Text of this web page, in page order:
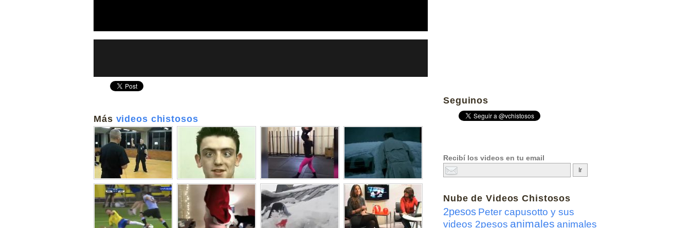
Más videos chistosos
Seguinos
Recibí los videos en tu email
Nube deVideos Chistosos
2pesos Peter capusotto y sus
videos 2pesos animales animales